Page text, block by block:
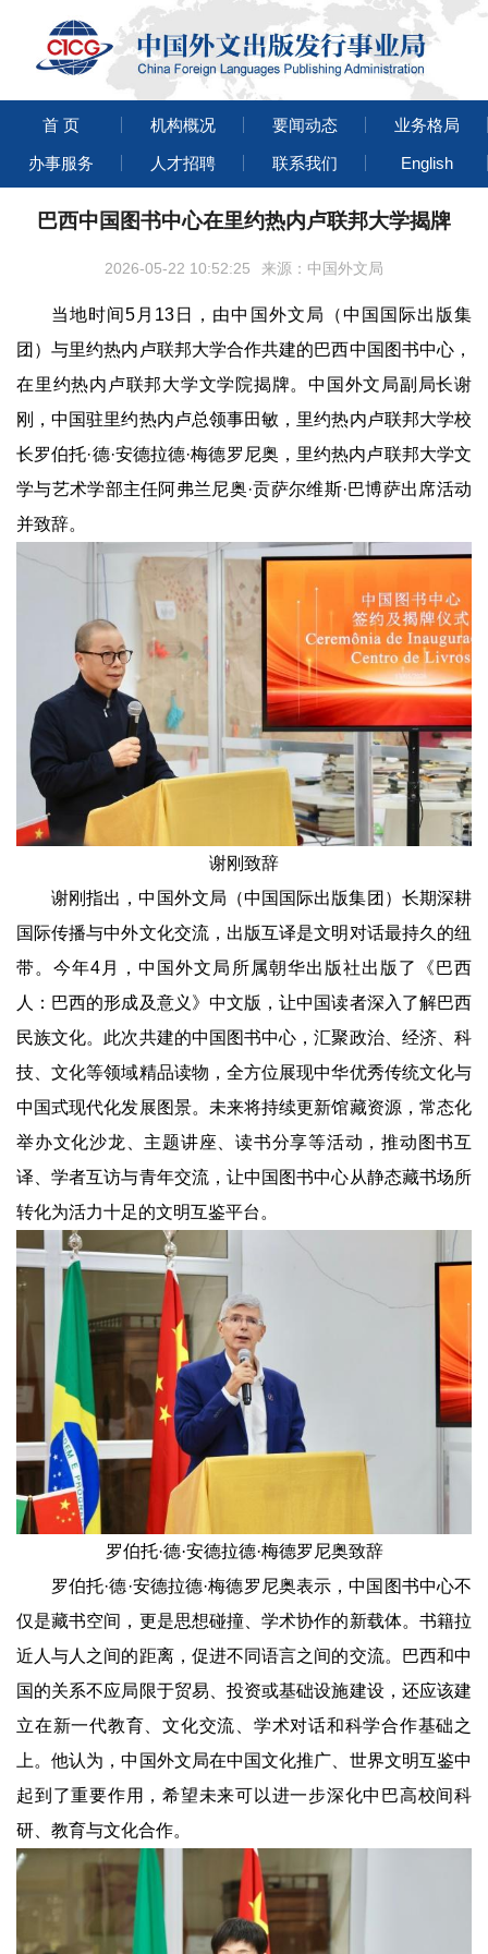
首 页 机构概况 要闻动态 业务格局
办事服务 人才招聘 联系我们 English
巴西中国图书中心在里约热内卢联邦大学揭牌
2026-05-22 10:52:25 来源：中国外文局
当地时间5月13日，由中国外文局（中国国际出版集
团）与里约热内卢联邦大学合作共建的巴西中国图书中心，
在里约热内卢联邦大学文学院揭牌。中国外文局副局长谢
刚，中国驻里约热内卢总领事田敏，里约热内卢联邦大学校
长罗伯托·德·安德拉德·梅德罗尼奥，里约热内卢联邦大学文
学与艺术学部主任阿弗兰尼奥·贡萨尔维斯·巴博萨出席活动
并致辞。
谢刚致辞
谢刚指出，中国外文局（中国国际出版集团）长期深耕
国际传播与中外文化交流，出版互译是文明对话最持久的纽
带。今年4月，中国外文局所属朝华出版社出版了《巴西
人：巴西的形成及意义》中文版，让中国读者深入了解巴西
民族文化。此次共建的中国图书中心，汇聚政治、经济、科
技、文化等领域精品读物，全方位展现中华优秀传统文化与
中国式现代化发展图景。未来将持续更新馆藏资源，常态化
举办文化沙龙、主题讲座、读书分享等活动，推动图书互
译、学者互访与青年交流，让中国图书中心从静态藏书场所
转化为活力十足的文明互鉴平台。
罗伯托·德·安德拉德·梅德罗尼奥致辞
罗伯托·德·安德拉德·梅德罗尼奥表示，中国图书中心不
仅是藏书空间，更是思想碰撞、学术协作的新载体。书籍拉
近人与人之间的距离，促进不同语言之间的交流。巴西和中
国的关系不应局限于贸易、投资或基础设施建设，还应该建
立在新一代教育、文化交流、学术对话和科学合作基础之
上。他认为，中国外文局在中国文化推广、世界文明互鉴中
起到了重要作用，希望未来可以进一步深化中巴高校间科
研、教育与文化合作。